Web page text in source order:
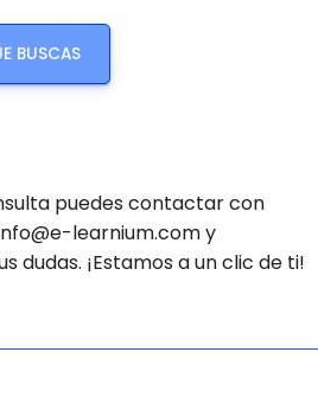
BUSCAS
puedes contactar con
learnium.com y
dudas. ¡Estamos a un clic de ti!